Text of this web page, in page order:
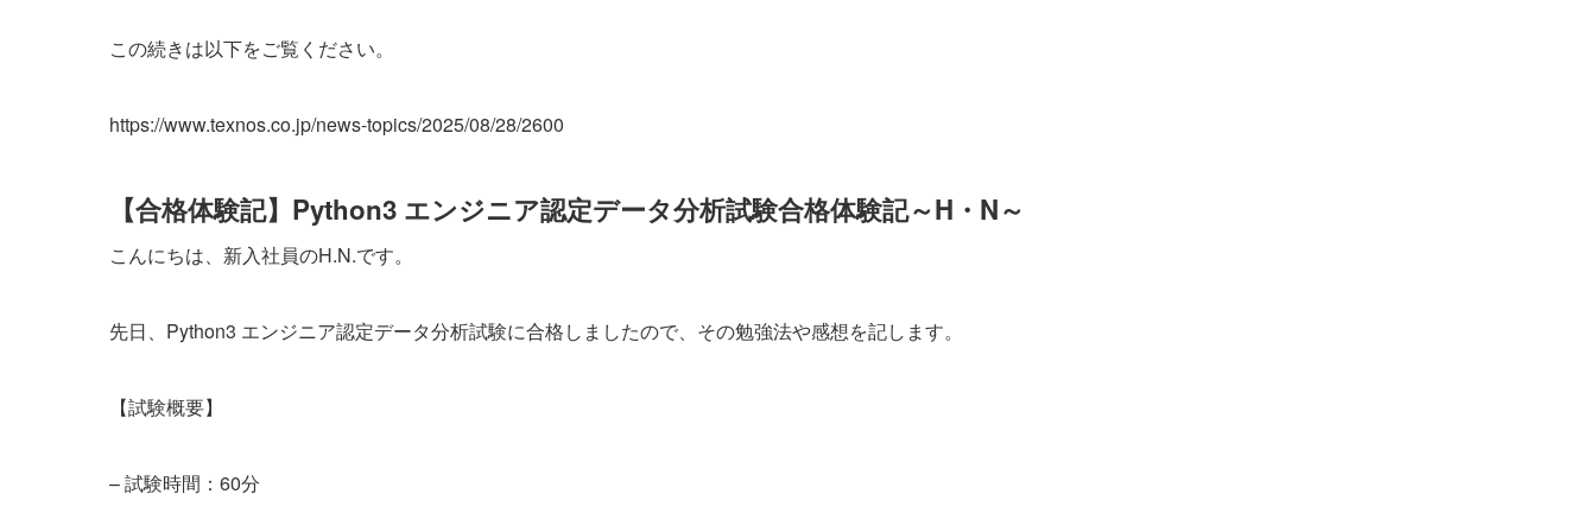
この続きは以下をご覧ください。
https://www.texnos.co.jp/news-topics/2025/08/28/2600
【合格体験記】Python3 エンジニア認定データ分析試験合格体験記～H・N～
こんにちは、新入社員のH.N.です。
先日、Python3 エンジニア認定データ分析試験に合格しましたので、その勉強法や感想を記します。
【試験概要】
– 試験時間：60分